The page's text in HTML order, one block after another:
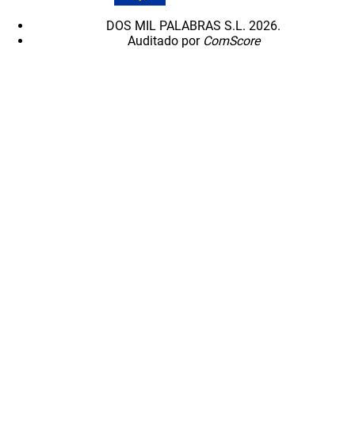
DOS MIL PALABRAS S.L. 2026.
Auditado por ComScore